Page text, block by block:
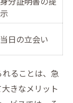
示
当日の立会い
ることは、急
きなメリット